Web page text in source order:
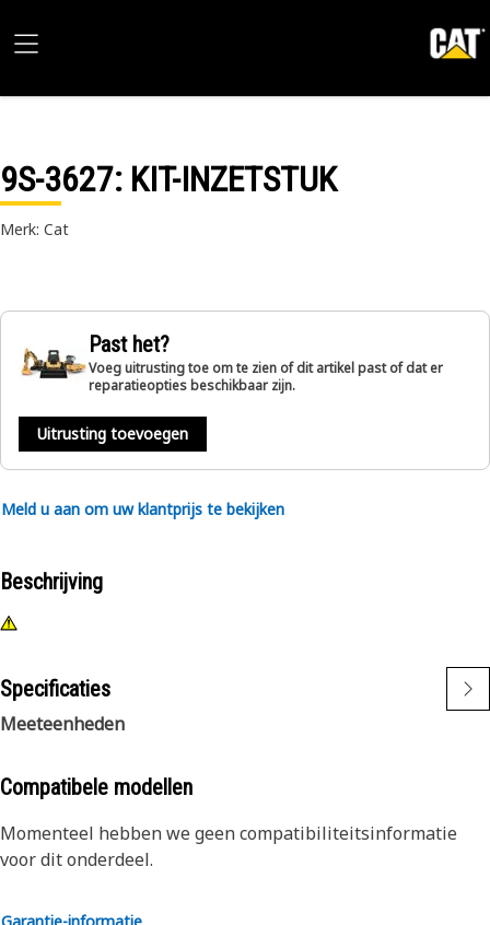
9S-3627: KIT-INZETSTUK
Merk: Cat
Past het?
Voeg uitrusting toe om te zien of dit artikel past of dat er
reparatieopties beschikbaar zijn.
Uitrusting toevoegen
Meld u aan om uw klantprijs te bekijken
Beschrijving
Specificaties
Meeteenheden
Compatibele modellen
Momenteel hebben we geen compatibiliteitsinformatie
voor dit onderdeel.